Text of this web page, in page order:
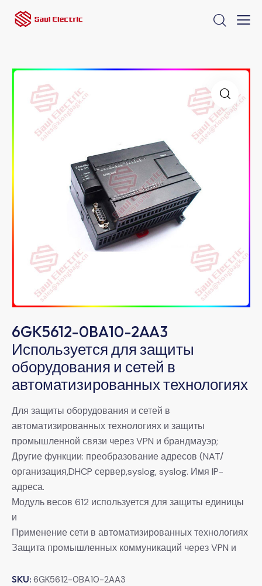
6GK5612-0BA10-2AA3
Используется для защиты
оборудования и сетей в
автоматизированных технологиях
Для защиты оборудования и сетей в
автоматизированных технологиях и защиты
промышленной связи через VPN и брандмауэр;
Другие функции: преобразование адресов (NAT/
организация,DHCP сервер,syslog, syslog. Имя IP-
адреса.
Модуль весов 612 используется для защиты единицы
и
Применение сети в автоматизированных технологиях
Защита промышленных коммуникаций через VPN и
SKU: 6GK5612-0BA10-2AA3